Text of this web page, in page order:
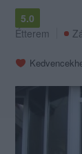
5.0
Étterem